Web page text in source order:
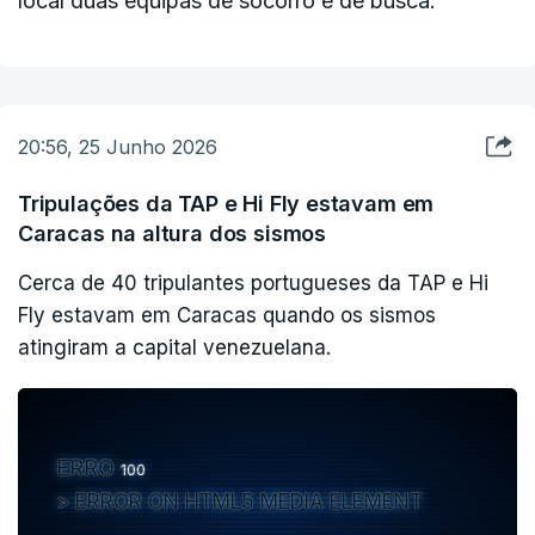
comunidades que acolhem um elevado número de
O ACNUR está a acompanhar de perto a evolução
da situação, com especial enfoque na
identificação e avaliação dos riscos e
necessidades de proteção nas áreas afetadas,
sublinha.
Em Portugal, a equipa do ACNUR está a mobilizar
apoio para ajudar as comunidades afetadas com
20:56, 25 Junho 2026
Tripulações da TAP e Hi Fly estavam em
Caracas na altura dos sismos
Cerca de 40 tripulantes portugueses da TAP e Hi
Fly estavam em Caracas quando os sismos
atingiram a capital venezuelana.
ERRO 100
ERROR ON HTML5 MEDIA ELEMENT